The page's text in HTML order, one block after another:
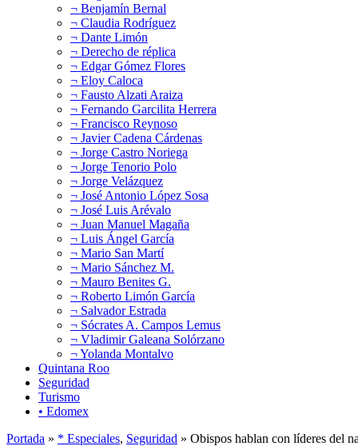
¬ Benjamín Bernal
¬ Claudia Rodríguez
¬ Dante Limón
¬ Derecho de réplica
¬ Edgar Gómez Flores
¬ Eloy Caloca
¬ Fausto Alzati Araiza
¬ Fernando Garcilita Herrera
¬ Francisco Reynoso
¬ Javier Cadena Cárdenas
¬ Jorge Castro Noriega
¬ Jorge Tenorio Polo
¬ Jorge Velázquez
¬ José Antonio López Sosa
¬ José Luis Arévalo
¬ Juan Manuel Magaña
¬ Luis Ángel García
¬ Mario San Martí
¬ Mario Sánchez M.
¬ Mauro Benites G.
¬ Roberto Limón García
¬ Salvador Estrada
¬ Sócrates A. Campos Lemus
¬ Vladimir Galeana Solórzano
¬ Yolanda Montalvo
Quintana Roo
Seguridad
Turismo
• Edomex
Portada » * Especiales, Seguridad » Obispos hablan con líderes del